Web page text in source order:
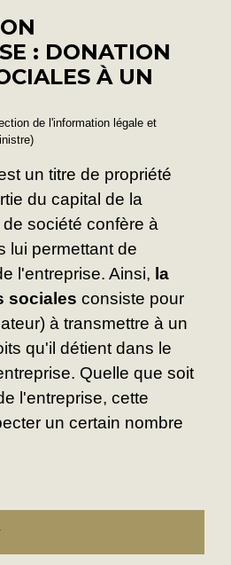
: DONATION
À UN
de l'information légale et
un titre de propriété
du capital de la
société confère à
lui permettant de
l'entreprise. Ainsi, la
sociales consiste pour
à transmettre à un
qu'il détient dans le
Quelle que soit
l'entreprise, cette
un certain nombre